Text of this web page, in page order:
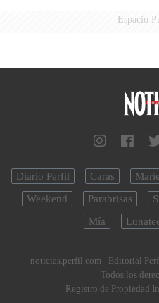
Espacio
Diario Perfil Caras
Weekend
Parabrisas
Mía
noticias.perfil.com - Editorial
Todos los
Registro de Propiedad